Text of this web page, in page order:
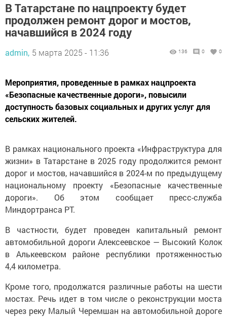
В Татарстане по нацпроекту будет
продолжен ремонт дорог и мостов,
начавшийся в 2024 году
admin, 5 марта 2025 - 11:36 136 0 0
Мероприятия, проведенные в рамках нацпроекта
«Безопасные качественные дороги», повысили
доступность базовых социальных и других услуг для
сельских жителей.
В рамках национального проекта «Инфраструктура для
жизни» в Татарстане в 2025 году продолжится ремонт
дорог и мостов, начавшийся в 2024-м по предыдущему
национальному проекту «Безопасные качественные
дороги». Об этом сообщает пресс-служба
Миндортранса РТ.
В частности, будет проведен капитальный ремонт
автомобильной дороги Алексеевское — Высокий Колок
в Алькеевском районе республики протяженностью
4,4 километра.
Кроме того, продолжатся различные работы на шести
мостах. Речь идет в том числе о реконструкции моста
через реку Малый Черемшан на автомобильной дороге